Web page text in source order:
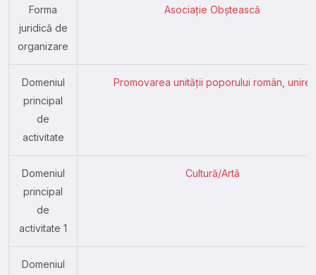
Forma
juridică de
organizare
Asociație Obștească
Domeniul
principal
de
activitate
Promovarea unității poporului român, unire
Domeniul
principal
de
activitate 1
Cultură/Artă
Domeniul